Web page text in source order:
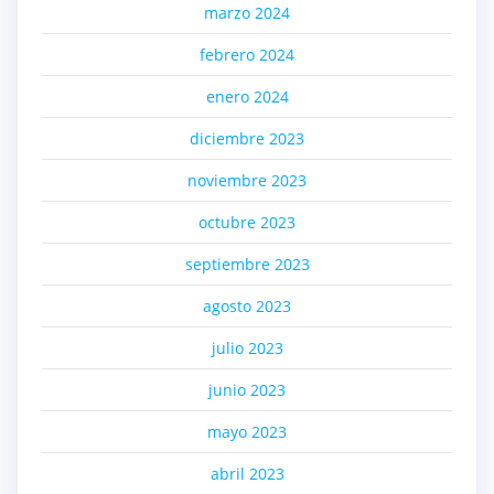
marzo 2024
febrero 2024
enero 2024
diciembre 2023
noviembre 2023
octubre 2023
septiembre 2023
agosto 2023
julio 2023
junio 2023
mayo 2023
abril 2023